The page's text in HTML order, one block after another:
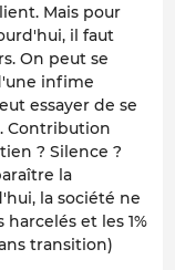
Mais pour
il faut
On peut se
infime
essayer de se
Contribution
? Silence ?
la
la société ne
et les 1%
transition)